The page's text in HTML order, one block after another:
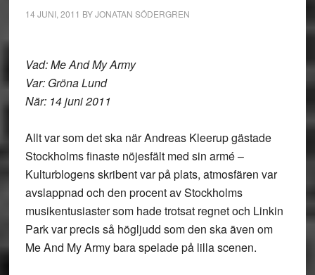
14 JUNI, 2011 BYJONATAN SÖDERGREN
Vad: Me And My Army
Var: Gröna Lund
När: 14 juni 2011
Allt var som det ska när Andreas Kleerup gästade
Stockholms finaste nöjesfält med sin armé –
Kulturblogens skribent var på plats, atmosfären var
avslappnad och den procent av Stockholms
musikentusiaster som hade trotsat regnet och Linkin
Park var precis så högljudd som den ska även om
Me And My Army bara spelade på lilla scenen.